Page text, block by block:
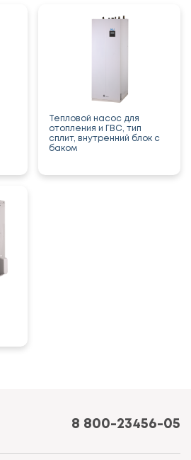
Тепловой насос для
отопления и ГВС, тип
сплит, внутренний блок с
баком
8 800-23456-05